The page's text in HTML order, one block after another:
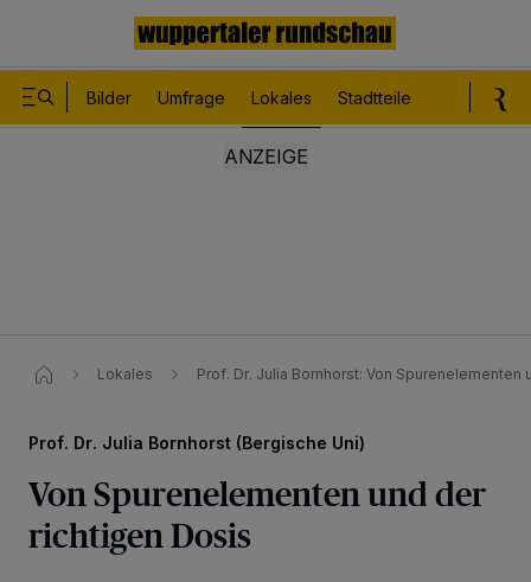
Bilder Umfrage Lokales Stadtteile
Lokales Prof. Dr. Julia Bornhorst: Von Spurenelementen
Prof. Dr. Julia Bornhorst (Bergische Uni)
Von Spurenelementen und der
richtigen Dosis